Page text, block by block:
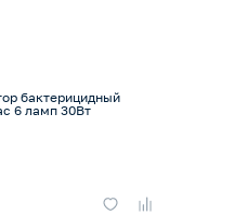
бактерицидный
6 ламп 30Вт